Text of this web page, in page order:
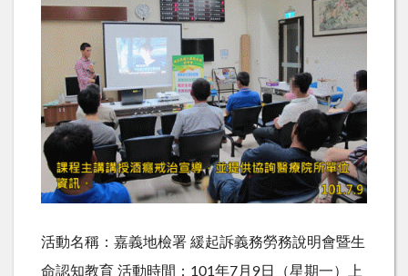
活動名稱：嘉義地檢署 緩起訴義務勞務說明會暨生
命認知教育 活動時間：101年7月9日（星期一）上